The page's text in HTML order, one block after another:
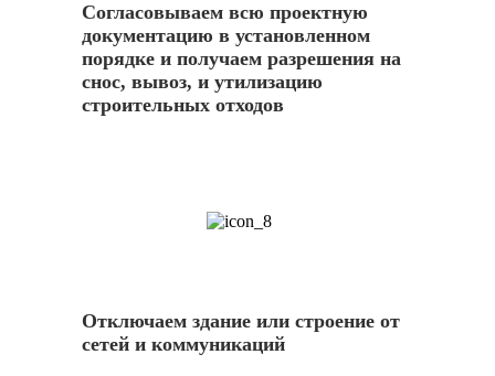
Согласовываем всю проектную
документацию в установленном
порядке и получаем разрешения на
снос, вывоз, и утилизацию
строительных отходов
Отключаем здание или строение от
сетей и коммуникаций